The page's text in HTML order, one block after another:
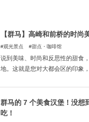
【群马】高崎和前桥的时尚
观光景点 甜点・咖啡馆
说到美味、时尚和反思性的甜食
地。这就是您对大都会区的印象
来，许多漂亮的小店在乡村开张
门户『高崎市』和县府『前桥市
用甜点。
群马的 7 个美食汉堡！没想
吃！